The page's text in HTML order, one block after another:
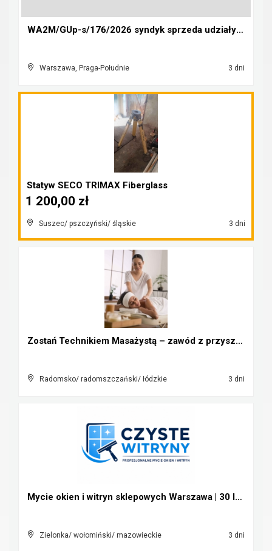
WA2M/GUp-s/176/2026 syndyk sprzeda udziały w Sp. z...
Warszawa, Praga-Południe 3 dni
Statyw SECO TRIMAX Fiberglass
Suszec/ pszczyński/ śląskie 3 dni
1 200,00 zł
Zostań Technikiem Masażystą – zawód z przyszłością...
Radomsko/ radomszczański/ łódzkie 3 dni
Mycie okien i witryn sklepowych Warszawa | 30 lat ...
Zielonka/ wołomiński/ mazowieckie 3 dni